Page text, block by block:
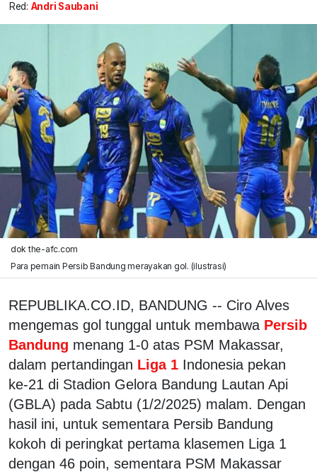
Red: Andri Saubani
dok the-afc.com
Para pemain Persib Bandung merayakan gol. (ilustrasi)
REPUBLIKA.CO.ID, BANDUNG -- Ciro Alves
mengemas gol tunggal untuk membawa Persib
Bandung menang 1-0 atas PSM Makassar,
dalam pertandingan Liga 1 Indonesia pekan
ke-21 di Stadion Gelora Bandung Lautan Api
(GBLA) pada Sabtu (1/2/2025) malam. Dengan
hasil ini, untuk sementara Persib Bandung
kokoh di peringkat pertama klasemen Liga 1
dengan 46 poin, sementara PSM Makassar